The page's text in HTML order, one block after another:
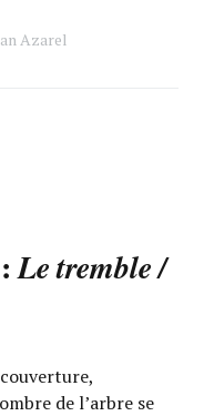
Azarel
:Le tremble /
de l’arbre se